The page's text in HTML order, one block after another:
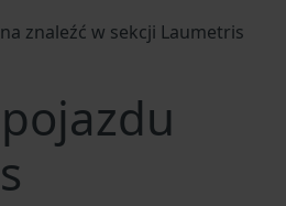
znaleźć w sekcji Laumetris